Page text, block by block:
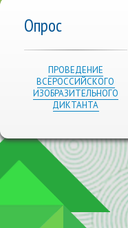
Опрос
ПРОВЕДЕНИЕ
ВСЕРОССИЙСКОГО
ИЗОБРАЗИТЕЛЬНОГО
ДИКТАНТА